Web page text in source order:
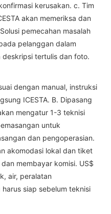
kerusakan. c. Tim
akan memeriksa dan
pemecahan masalah
pelanggan dalam
tertulis dan foto.
dengan manual, instruksi
ICESTA. B. Dipasang
mengatur 1-3 teknisi
untuk
dan pengoperasian.
akomodasi lokal dan tiket
membayar komisi. US$
air, peralatan
siap sebelum teknisi